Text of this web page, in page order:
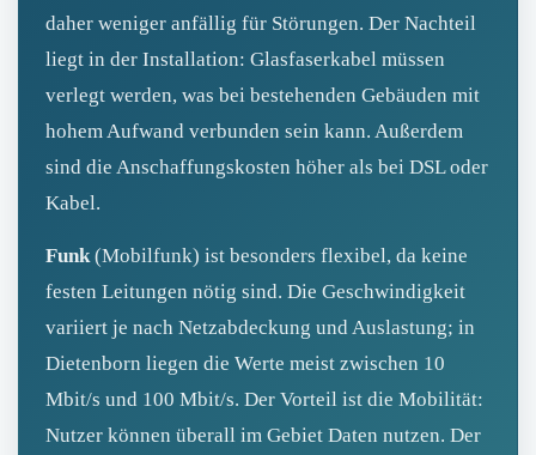
daher weniger anfällig für Störungen. Der Nachteil
liegt in der Installation: Glasfaserkabel müssen
verlegt werden, was bei bestehenden Gebäuden mit
hohem Aufwand verbunden sein kann. Außerdem
sind die Anschaffungskosten höher als bei DSL oder
Kabel.
Funk (Mobilfunk) ist besonders flexibel, da keine
festen Leitungen nötig sind. Die Geschwindigkeit
variiert je nach Netzabdeckung und Auslastung; in
Dietenborn liegen die Werte meist zwischen 10
Mbit/s und 100 Mbit/s. Der Vorteil ist die Mobilität:
Nutzer können überall im Gebiet Daten nutzen. Der